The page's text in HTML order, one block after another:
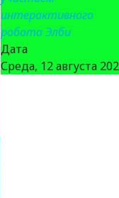
интерактивного
робота Элби
Дата
Среда, 12 августа